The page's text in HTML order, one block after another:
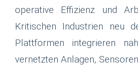
operative Effizienz und
Kritischen Industrien neu
Plattformen integrieren
vernetzten Anlagen,